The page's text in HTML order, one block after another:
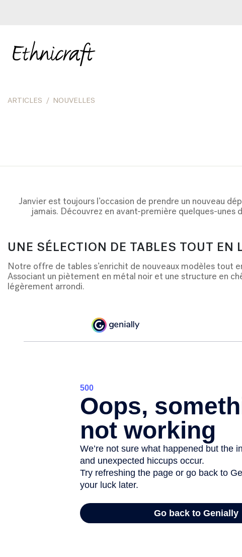
ARTICLES NOUVELLES
Janvier est toujours l’occasion de prendre un nouveau
jamais. Découvrez en avant-première quelques-
UNE SÉLECTION DE TABLES TOUT EN
Notre offre de tables s’enrichit de nouveaux modèles tout
Associant un piètement en métal noir et une structure en
légèrement arrondi.